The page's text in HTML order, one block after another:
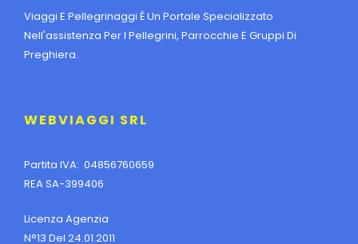
Viaggi E Pellegrinaggi È Un Portale Specializzato
Nell'assistenza Per I Pellegrini, Parrocchie E Gruppi Di
Preghiera.
WEBVIAGGI SRL
Partita IVA: 04856760659
REA SA-399406
Licenza Agenzia
N°13 Del 24.01.2011